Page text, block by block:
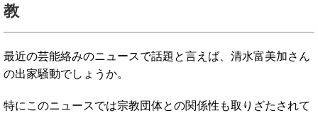
教
最近の芸能絡みのニュースで話題と言えば、清水富美加さん
の出家騒動でしょうか。
特にこのニュースでは宗教団体との関係性も取りざたされて